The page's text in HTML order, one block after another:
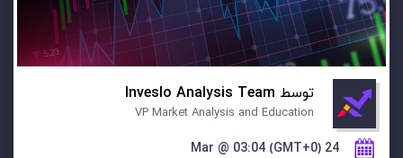
توسط Inveslo Analysis Team
VP Market Analysis and Education
24 Mar @ 03:04 (GMT+0)